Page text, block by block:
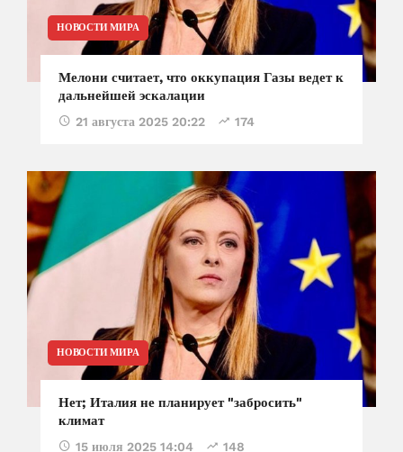
НОВОСТИ МИРА
Мелони считает, что оккупация Газы ведет к
дальнейшей эскалации
21 августа 2025 20:22 174
НОВОСТИ МИРА
Нет; Италия не планирует "забросить"
климат
15 июля 2025 14:04 148